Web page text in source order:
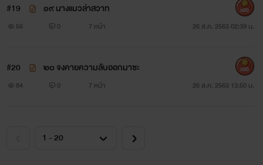
#19 ๑๙ นางแมวล่าสวาท
56 0 7 หน้า 26 ส.ค. 2563 02:39 น.
900
#20 ๒๐ จงคายความลับออกมาซะ
84 0 7 หน้า 26 ส.ค. 2563 13:50 น.
900